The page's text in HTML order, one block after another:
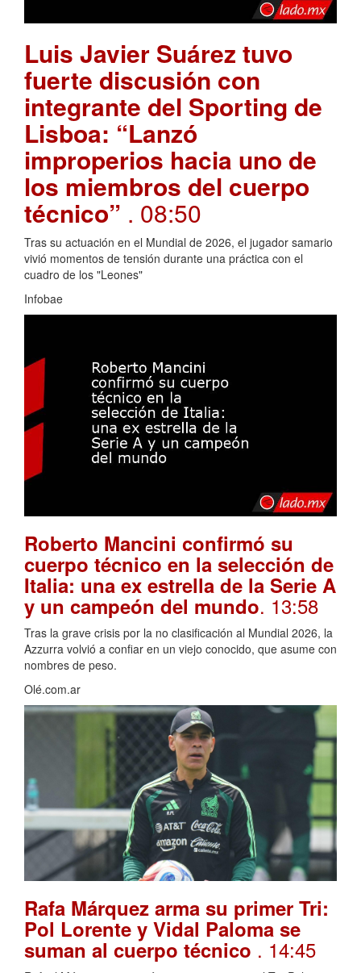
Luis Javier Suárez tuvo
fuerte discusión con
integrante del Sporting de
Lisboa: “Lanzó
improperios hacia uno de
los miembros del cuerpo
técnico” . 08:50
Tras su actuación en el Mundial de 2026, el jugador samario
vivió momentos de tensión durante una práctica con el
cuadro de los "Leones"
Infobae
Roberto Mancini confirmó su
cuerpo técnico en la selección de
Italia: una ex estrella de la Serie A
y un campeón del mundo. 13:58
Tras la grave crisis por la no clasificación al Mundial 2026, la
Azzurra volvió a confiar en un viejo conocido, que asume con
nombres de peso.
Olé.com.ar
Rafa Márquez arma su primer Tri:
Pol Lorente y Vidal Paloma se
suman al cuerpo técnico . 14:45